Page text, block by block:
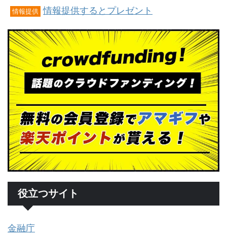
情報提供 情報提供するとプレゼント
役立つサイト
金融庁